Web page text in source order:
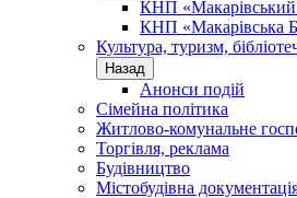
КНП
КНП «Макарівська
Культура, туризм,
Назад
Анонси подій
Сімейна політика
Житлово-комунальне
Торгівля, реклама
Будівництво
Містобудівна